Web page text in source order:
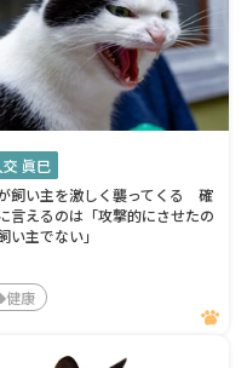
交 眞巳
飼い主を激しく襲ってくる 確
言えるのは「攻撃的にさせたの
い主でない」
健康